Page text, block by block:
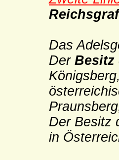
Das
Der Besitz
Der Besitz
in